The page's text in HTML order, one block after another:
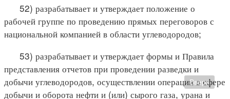
52) разрабатывает и утверждает положение о
рабочей группе по проведению прямых переговоров с
национальной компанией в области углеводородов;
53) разрабатывает и утверждает формы и Правила
представления отчетов при проведении разведки и
добычи углеводородов, осуществлении операции в сфере
добычи и оборота нефти и (или) сырого газа, урана и
Вверх